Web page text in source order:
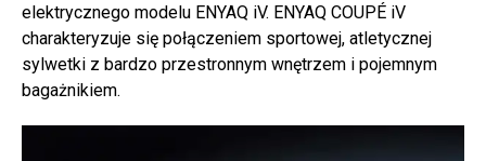
elektrycznego modelu ENYAQ iV. ENYAQ COUPÉ iV
charakteryzuje się połączeniem sportowej, atletycznej
sylwetki z bardzo przestronnym wnętrzem i pojemnym
bagażnikiem.